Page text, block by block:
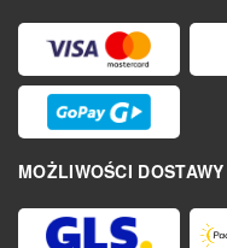
MOŻLIWOŚCI DOSTAWY